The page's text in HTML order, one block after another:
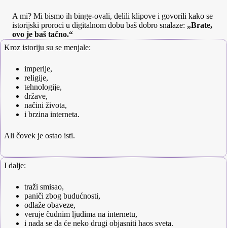
A mi? Mi bismo ih binge‑ovali, delili klipove i govorili kako se
istorijski proroci u digitalnom dobu baš dobro snalaze: „Brate,
ovo je baš tačno.“
Kroz istoriju su se menjale:
imperije,
religije,
tehnologije,
države,
načini života,
i brzina interneta.
Ali čovek je ostao isti.
I dalje:
traži smisao,
paniči zbog budućnosti,
odlaže obaveze,
veruje čudnim ljudima na internetu,
i nada se da će neko drugi objasniti haos sveta.